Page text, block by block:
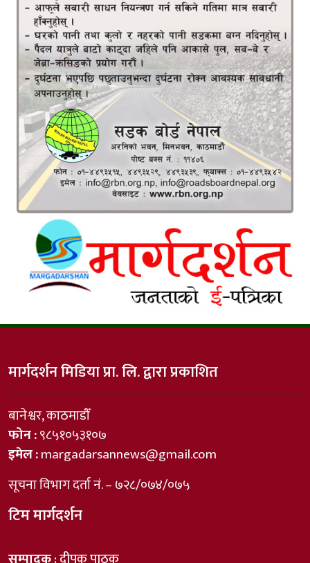
मार्गदर्शन मिडिया प्रा. लि. द्वारा प्रकाशित
बानेश्वर, काठमाडौँ
फोन :९८५१०५३१०७
इमेल :margadarsannews@gmail.com
सूचना विभाग दर्ता नं. – ७२८/०७४/०७५
टिम मार्गदर्शन